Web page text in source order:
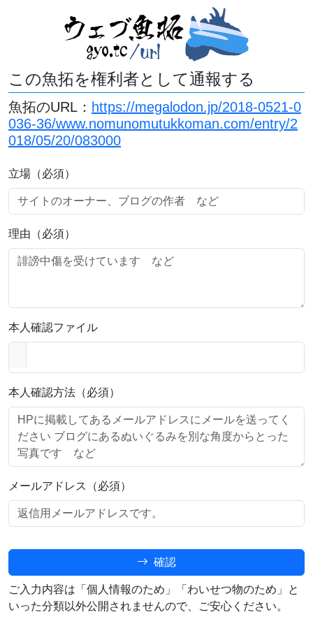
この魚拓を権利者として通報する
魚拓のURL： https://megalodon.jp/2018-0521-0
036-36/www.nomunomutukkoman.com/entry/2
018/05/20/083000
立場（必須）
理由（必須）
本人確認ファイル
本人確認方法（必須）
メールアドレス（必須）
確認
ご入力内容は「個人情報のため」「わいせつ物のため」と
いった分類以外公開されませんので、ご安心ください。